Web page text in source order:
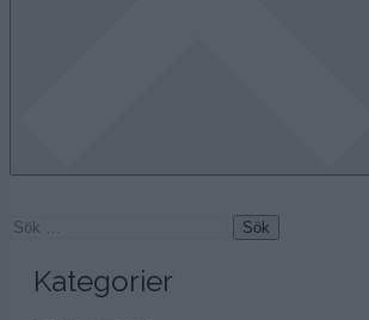
Sök
Kategorier